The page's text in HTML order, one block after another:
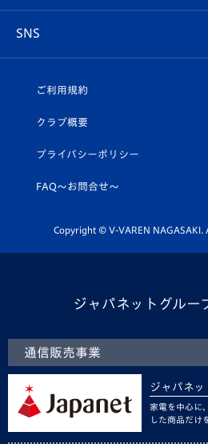
ホームタウン
平和祈念活動
ホームタウン活動
プレイヤーズスイート
店舗情報
U-18
スクール
SNS
ヴィヴィくんインスタグラム
公式LINE＠
ご利用規約
クラブ概要
プライバシーポリシー
FAQ〜お問合せ〜
Copyright © V-VAREN NAGASAKI.
ジャパネットグルー
通信販売事業
ジャパネ
家電を中心に
した商品だけ